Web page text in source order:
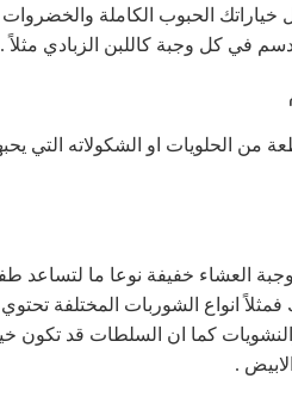
الحبوب الكاملة والخضروات
في كل وجبة كاللبن الزبادي مثلاً .
العشاء خفيفة نوعا ما لتساعد
فمثلاً انواع الشوربات المختلفة
كما ان السلطات قد تكون
.